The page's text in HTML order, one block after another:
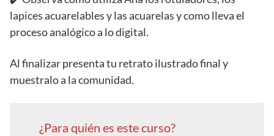
lapices acuarelables y las acuarelas y como lleva el
proceso analógico a lo digital.
Al finalizar presenta tu retrato ilustrado final y
muestralo a la comunidad.
¿Para quién es este curso?